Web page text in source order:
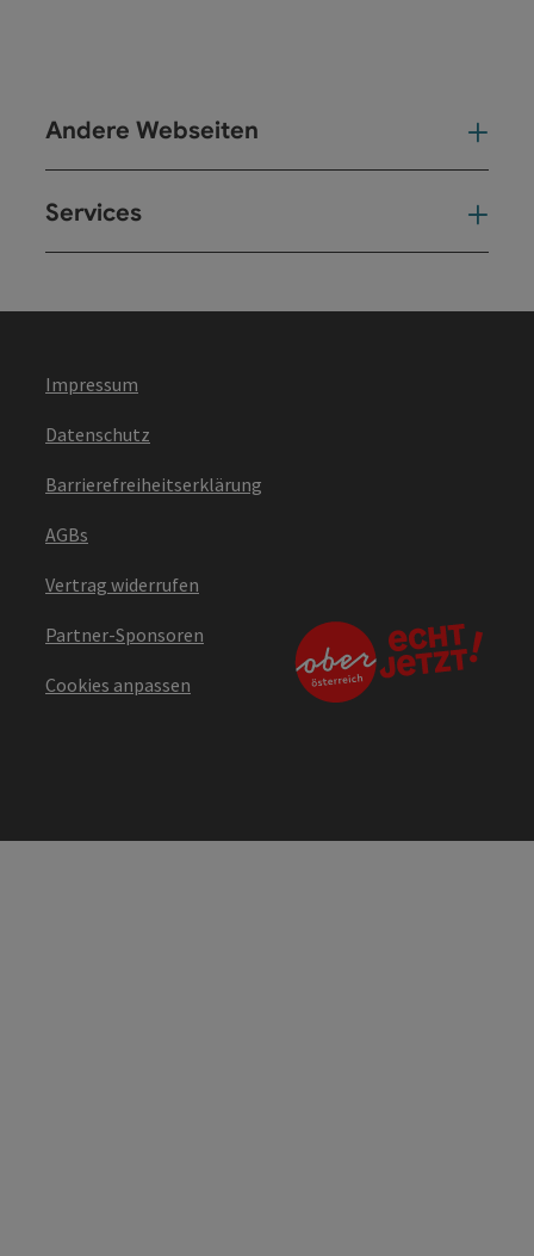
Andere Webseiten
Services
Impressum
Datenschutz
Barrierefreiheitserklärung
AGBs
Vertrag widerrufen
Partner-Sponsoren
Cookies anpassen